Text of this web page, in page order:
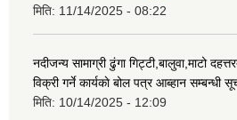
मिति: 11/14/2025 - 08:22
नदीजन्य सामाग्री ढुंगा गिट्टी,बालुवा,माटो
विक्री गर्ने कार्यकाे बोल पत्र आब्हान सम्बन्धी
मिति: 10/14/2025 - 12:09